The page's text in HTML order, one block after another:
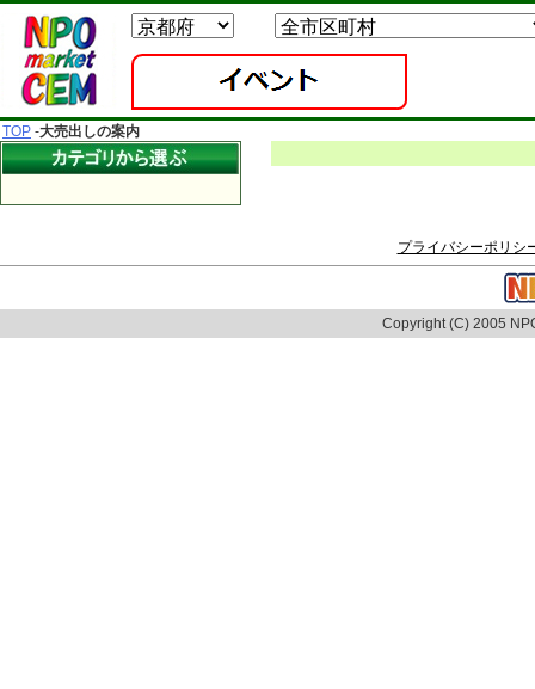
TOP -大売出しの案内
プライバシーポリシ
Copyright (C) 2005